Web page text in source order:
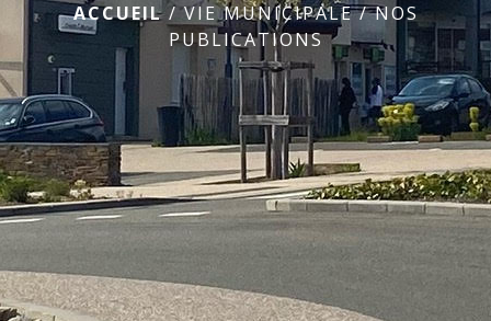
ACCUEIL/VIE MUNICIPALE/NOS
PUBLICATIONS